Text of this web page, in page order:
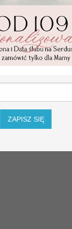
Dopłata
w 7 dni
ZAPISZ SIĘ